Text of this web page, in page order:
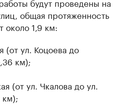
общая протяженность
около 1,9 км:
(от ул. Коцоева до
км);
(от ул. Чкалова до ул.
км);